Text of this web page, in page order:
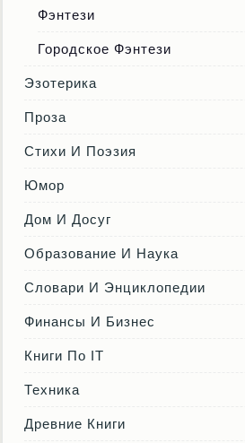
Фэнтези
Городское Фэнтези
Эзотерика
Проза
Стихи И Поэзия
Юмор
Дом И Досуг
Образование И Наука
Словари И Энциклопедии
Финансы И Бизнес
Книги По IT
Техника
Древние Книги